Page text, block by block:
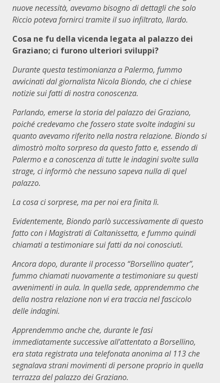
nuove necessità, avevamo bisogno di dettagli che solo
Riccio poteva fornirci tramite il suo infiltrato, Ilardo.
Cosa ne fu della vicenda legata al palazzo dei
Graziano; ci furono ulteriori sviluppi?
Durante questa testimonianza a Palermo, fummo
avvicinati dal giornalista Nicola Biondo, che ci chiese
notizie sui fatti di nostra conoscenza.
Parlando, emerse la storia del palazzo dei Graziano,
poiché credevamo che fossero state svolte indagini su
quanto avevamo riferito nella nostra relazione. Biondo si
dimostrò molto sorpreso da questo fatto e, essendo di
Palermo e a conoscenza di tutte le indagini svolte sulla
strage, ci informò che nessuno sapeva nulla di quel
palazzo.
La cosa ci sorprese, ma per noi era finita lì.
Evidentemente, Biondo parlò successivamente di questo
fatto con i Magistrati di Caltanissetta, e fummo quindi
chiamati a testimoniare sui fatti da noi conosciuti.
Ancora dopo, durante il processo “Borsellino quater”,
fummo chiamati nuovamente a testimoniare su questi
avvenimenti in aula. In quella sede, apprendemmo che
della nostra relazione non vi era traccia nel fascicolo
delle indagini.
Apprendemmo anche che, durante le fasi
immediatamente successive all’attentato a Borsellino,
era stata registrata una telefonata anonima al 113 che
segnalava strani movimenti di persone proprio in quella
terrazza del palazzo dei Graziano.